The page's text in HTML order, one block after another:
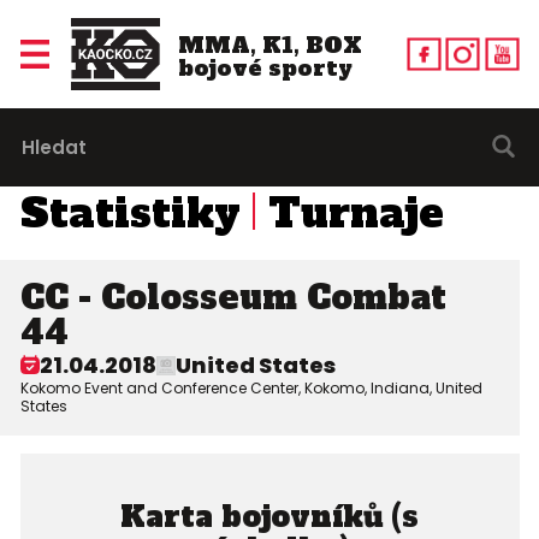
MMA, K1, BOX
bojové sporty
Statistiky Turnaje
CC - Colosseum Combat
44
21.04.2018 United States
Kokomo Event and Conference Center, Kokomo, Indiana, United
States
Karta bojovníků (s